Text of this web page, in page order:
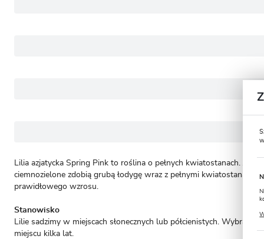
Lilia azjatycka Spring Pink to roślina o pełnych kwiatostanach. Jej
ciemnozielone zdobią grubą łodygę wraz z pełnymi
prawidłowego wzrosu.
Stanowisko
Lilie sadzimy w miejscach słonecznych lub półcienistych.
miejscu kilka lat.